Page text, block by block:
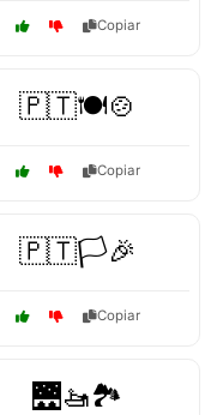
Copiar
🇵🇹🍽️🍲
Copiar
🇵🇹🏳️🎉
Copiar
🌉🚤🏞️